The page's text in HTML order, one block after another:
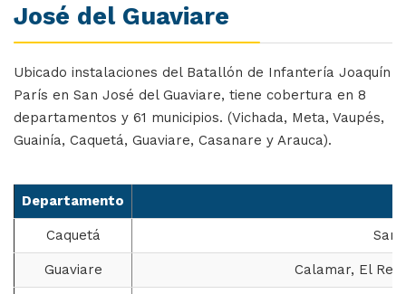
José del Guaviare
Ubicado instalaciones del Batallón de Infantería Joaquín
París en San José del Guaviare, tiene cobertura en 8
departamentos y 61 municipios. (Vichada, Meta, Vaupés,
Guainía, Caquetá, Guaviare, Casanare y Arauca).
Departamento
Caquetá San
Guaviare Calamar, El